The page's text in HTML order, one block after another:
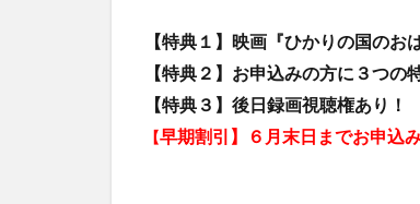
【特典１】映画『ひかりの国のお
【特典２】お申込みの方に３つの
【特典３】後日録画視聴権あり！
【早期割引】６月末日までお申込